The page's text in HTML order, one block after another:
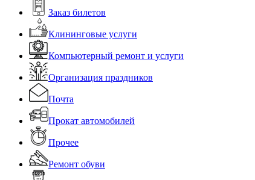
Заказ билетов
Клининговые услуги
Компьютерный ремонт и услуги
Организация праздников
Почта
Прокат автомобилей
Прочее
Ремонт обуви